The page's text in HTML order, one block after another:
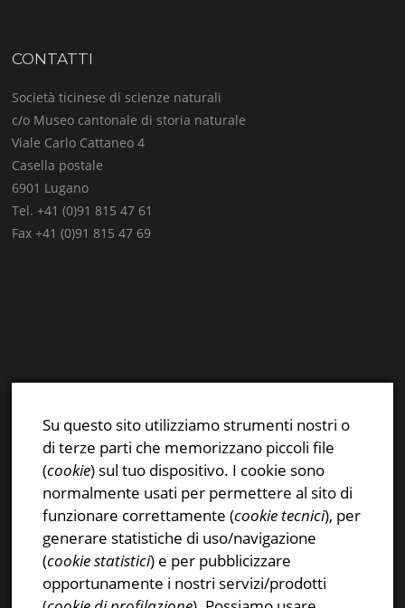
CONTATTI
Società ticinese di scienze naturali
c/o Museo cantonale di storia naturale
Viale Carlo Cattaneo 4
Casella postale
6901 Lugano
Tel. +41 (0)91 815 47 61
Fax +41 (0)91 815 47 69
Instagram
Privacy & Cookies Policy
CERCA NEL SITO
Su questo sito utilizziamo strumenti nostri o
di terze parti che memorizzano piccoli file
(cookie) sul tuo dispositivo. I cookie sono
normalmente usati per permettere al sito di
funzionare correttamente (cookie tecnici), per
generare statistiche di uso/navigazione
(cookie statistici) e per pubblicizzare
opportunamente i nostri servizi/prodotti